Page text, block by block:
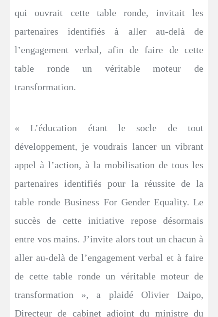
qui ouvrait cette table ronde, invitait les
partenaires identifiés à aller au-delà de
l’engagement verbal, afin de faire de cette
table ronde un véritable moteur de
transformation.
« L’éducation étant le socle de tout
développement, je voudrais lancer un vibrant
appel à l’action, à la mobilisation de tous les
partenaires identifiés pour la réussite de la
table ronde Business For Gender Equality. Le
succès de cette initiative repose désormais
entre vos mains. J’invite alors tout un chacun à
aller au-delà de l’engagement verbal et à faire
de cette table ronde un véritable moteur de
transformation », a plaidé Olivier Daipo,
Directeur de cabinet adjoint du ministre du